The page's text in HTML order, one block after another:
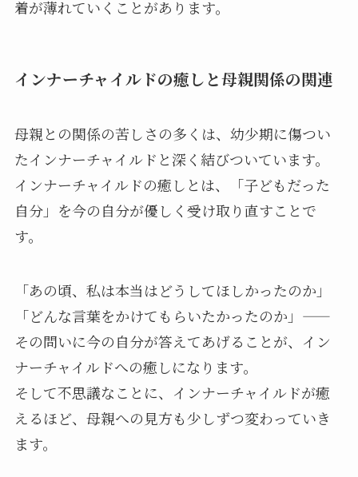
着が薄れていくことがあります。
インナーチャイルドの癒しと母親関係の関連
母親との関係の苦しさの多くは、幼少期に傷つい
たインナーチャイルドと深く結びついています。
インナーチャイルドの癒しとは、「子どもだった
自分」を今の自分が優しく受け取り直すことで
す。
「あの頃、私は本当はどうしてほしかったのか」
「どんな言葉をかけてもらいたかったのか」——
その問いに今の自分が答えてあげることが、イン
ナーチャイルドへの癒しになります。
そして不思議なことに、インナーチャイルドが癒
えるほど、母親への見方も少しずつ変わっていき
ます。